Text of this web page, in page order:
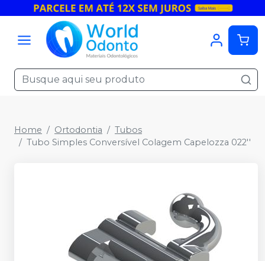
Home Ortodontia
Tubos
Tubo Simples Conversível Colagem Capelozza 022''